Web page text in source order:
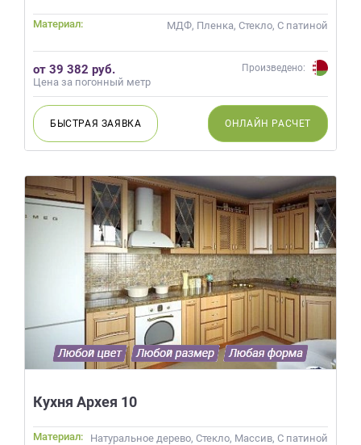
Материал: МДФ, Пленка, Стекло, С патиной
от 39 382 руб.
Цена за погонный метр
Произведено:
БЫСТРАЯ ЗАЯВКА ОНЛАЙН РАСЧЕТ
Кухня Архея 10
Материал: Натуральное дерево, Стекло, Массив, С патиной
обработку
Согласие
обработку
данных
метрическими
программами
обработки
персональных
данных.